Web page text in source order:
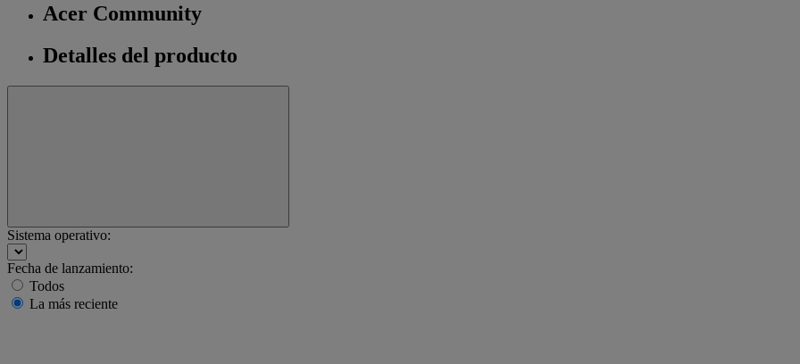
Acer Community
Detalles del producto
Sistema operativo:
Fecha de lanzamiento:
Todos
La más reciente